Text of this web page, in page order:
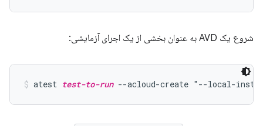
شروع یک AVD به عنوان بخشی از یک اجرای آزمایشی:
atest test-to-run --acloud-create "--local-